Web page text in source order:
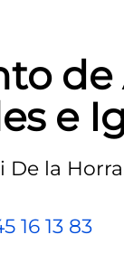
de
e
De la
16 13 83